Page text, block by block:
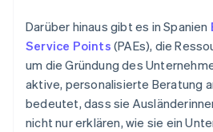
Darüber hinaus gibt es in Spanien
Service Points (PAEs), die
um die Gründung des
aktive, personalisierte Beratung
bedeutet, dass sie
nicht nur erklären, wie sie ein